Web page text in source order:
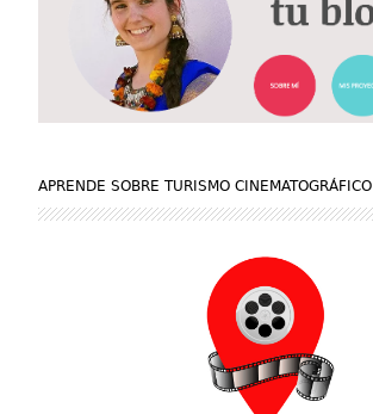
APRENDE SOBRE TURISMO CINEMATOGRÁFICO